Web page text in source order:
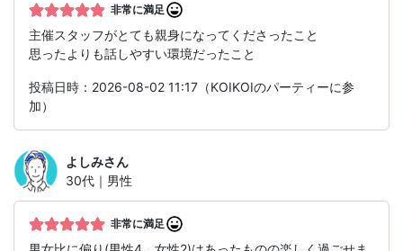
非常に満足
主催スタッフがとても親身になってくださったこと
思ったよりも話しやすい環境だったこと
投稿日時：2026-08-02 11:17（KOIKOIのパーティーに参
加）
よしみさん
30代｜男性
非常に満足